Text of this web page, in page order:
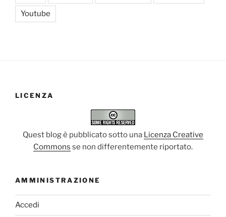
Youtube
LICENZA
Quest blog è pubblicato sotto una Licenza Creative
Commons se non differentemente riportato.
AMMINISTRAZIONE
Accedi